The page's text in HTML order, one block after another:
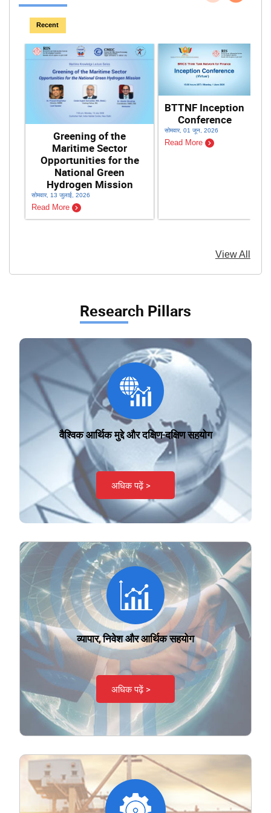
Recent
Greening of the
Maritime Sector
Opportunities for the
National Green
Hydrogen Mission
सोमवार, 13 जुलाई, 2026
Read More
BTTNF Inception
Conference
सोमवार, 01 जून, 2026
Read More
View All
Research Pillars
वैश्विक आर्थिक मुद्दे और दक्षिण-दक्षिण सहयोग
अधिक पढ़ें >
व्यापार, निवेश और आर्थिक सहयोग
अधिक पढ़ें >